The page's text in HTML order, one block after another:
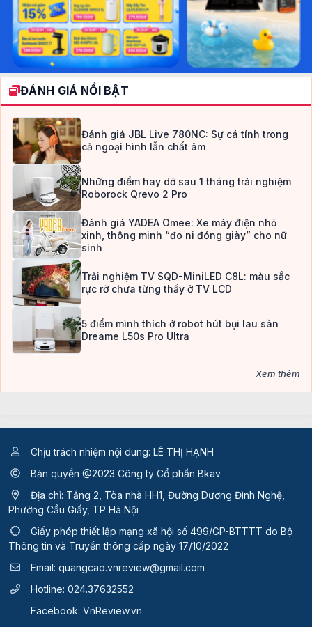
ĐÁNH GIÁ NỔI BẬT
Đánh giá JBL Live 780NC: Sự cá tính trong
cả ngoại hình lẫn chất âm
Những điểm hay dở sau 1 tháng trải nghiệm
Roborock Qrevo 2 Pro
Đánh giá YADEA Omee: Xe máy điện nhỏ
xinh, thông minh “đo ni đóng giày” cho nữ
sinh
Trải nghiệm TV SQD-MiniLED C8L: màu sắc
rực rỡ chưa từng thấy ở TV LCD
5 điểm mình thích ở robot hút bụi lau sàn
Dreame L50s Pro Ultra
Xem thêm
Chịu trách nhiệm nội dung: LÊ THỊ HẠNH
Bản quyền @2023 Công ty Cổ phần Bkav
Địa chỉ: Tầng 2, Tòa nhà HH1, Đường Dương Đình Nghệ,
Phường Cầu Giấy, TP Hà Nội
Giấy phép thiết lập mạng xã hội số 499/GP-BTTTT do Bộ
Thông tin và Truyền thông cấp ngày 17/10/2022
Email: quangcao.vnreview@gmail.com
Hotline: 024.37632552
Facebook: VnReview.vn